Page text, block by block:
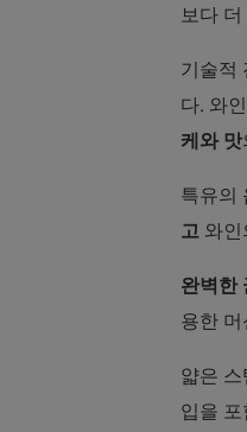
보다
기술적
다. 와
케와 맛
특유의
고 와인
완벽한
용한
얇은
입을